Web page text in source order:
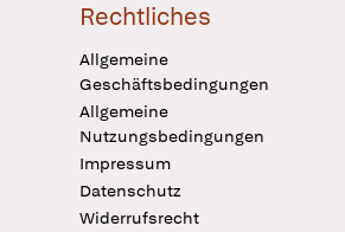
Rechtliches
Allgemeine
Geschäftsbedingungen
Allgemeine
Nutzungsbedingungen
Impressum
Datenschutz
Widerrufsrecht